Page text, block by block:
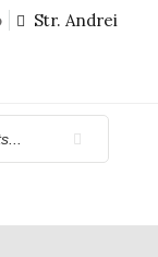
Str. Andrei